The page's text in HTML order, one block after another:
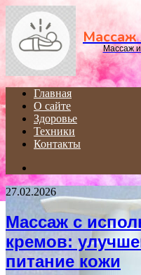
Массаж
Массаж
Главная
О сайте
Здоровье
Техники
Контакты
for
27.02.2026
Массаж с
кремов:
питание кожи